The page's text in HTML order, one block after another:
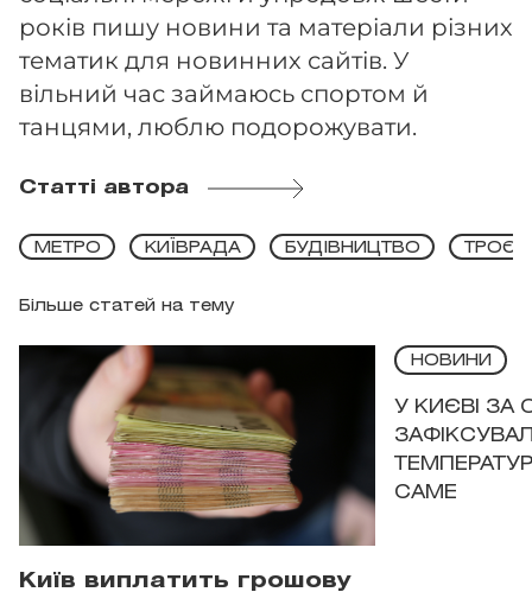
років пишу новини та матеріали різних
тематик для новинних сайтів. У
вільний час займаюсь спортом й
танцями, люблю подорожувати.
Статті автора
Більше статей на тему
МЕТРО КИЇВРАДА БУДІВНИЦТВО
Київ виплатить грошову
НОВИНИ
У КИЄВІ ЗА
САМЕ